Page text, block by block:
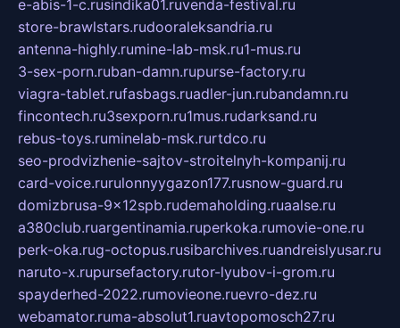
e-abis-1-c.rusindika01.ruvenda-festival.ru
store-brawlstars.rudooraleksandria.ru
antenna-highly.rumine-lab-msk.ru1-mus.ru
3-sex-porn.ruban-damn.rupurse-factory.ru
viagra-tablet.rufasbags.ruadler-jun.rubandamn.ru
fincontech.ru3sexporn.ru1mus.rudarksand.ru
rebus-toys.ruminelab-msk.rurtdco.ru
seo-prodvizhenie-sajtov-stroitelnyh-kompanij.ru
card-voice.rurulonnyygazon177.rusnow-guard.ru
domizbrusa-9x12spb.rudemaholding.ruaalse.ru
a380club.ruargentinamia.ruperkoka.rumovie-one.ru
perk-oka.rug-octopus.rusibarchives.ruandreislyusar.ru
naruto-x.rupursefactory.rutor-lyubov-i-grom.ru
spayderhed-2022.rumovieone.ruevro-dez.ru
webamator.ruma-absolut1.ruavtopomosch27.ru